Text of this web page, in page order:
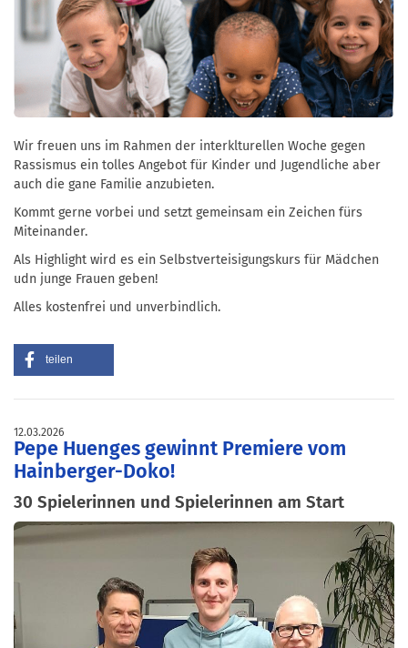
Wir freuen uns im Rahmen der interklturellen Woche gegen
Rassismus ein tolles Angebot für Kinder und Jugendliche aber
auch die gane Familie anzubieten.
Kommt gerne vorbei und setzt gemeinsam ein Zeichen fürs
Miteinander.
Als Highlight wird es ein Selbstverteisigungskurs für Mädchen
udn junge Frauen geben!
Alles kostenfrei und unverbindlich.
teilen
12.03.2026
Pepe Huenges gewinnt Premiere vom
Hainberger-Doko!
30 Spielerinnen und Spielerinnen am Start